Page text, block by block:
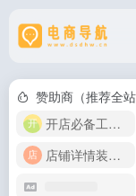
赞助商（推荐全站
开店必备工具箱
店铺详情装修模版